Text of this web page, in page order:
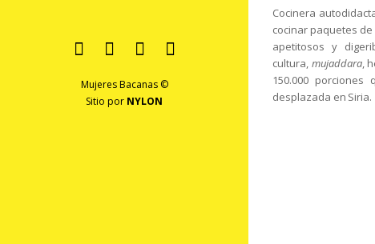
Mujeres Bacanas ©
Sitio por NYLON
Cocinera
cocinar paquetes
apetitosos y
cultura, mujaddara,
150.000
desplazada en Siria.